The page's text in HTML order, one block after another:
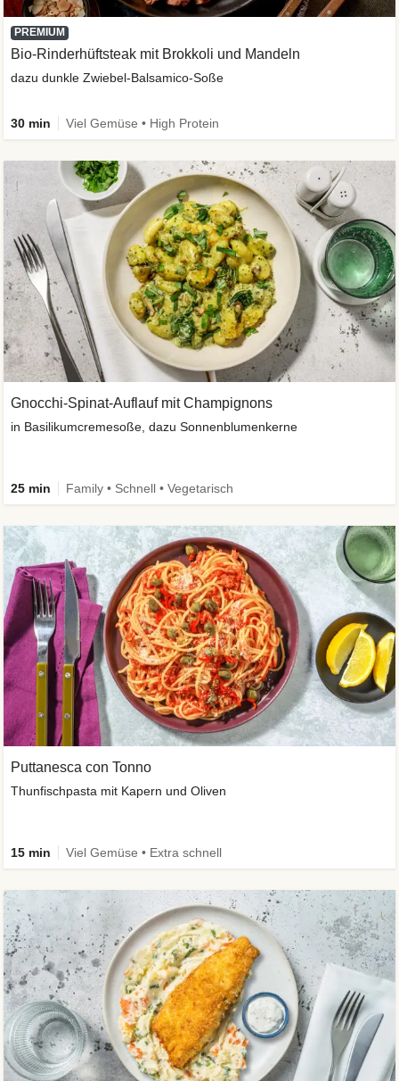
PREMIUM
Bio-Rinderhüftsteak mit Brokkoli und Mandeln
dazu dunkle Zwiebel-Balsamico-Soße
30 min Viel Gemüse • High Protein
Gnocchi-Spinat-Auflauf mit Champignons
in Basilikumcremesoße, dazu Sonnenblumenkerne
25 min Family • Schnell • Vegetarisch
Puttanesca con Tonno
Thunfischpasta mit Kapern und Oliven
15 min Viel Gemüse • Extra schnell